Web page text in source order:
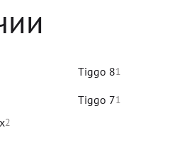
2
Tiggo 81
Tiggo 71